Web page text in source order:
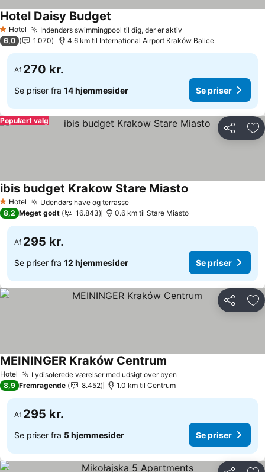
1 Stjerner
Hotel Indendørs swimmingpool til dig, der er aktiv
Hotel Daisy Budget
6,0 1.070 4.6 km til International Airport Kraków Balice
Af 270 kr.
Se priser fra 14 hjemmesider Se priser
Del
Populært valg
1 Stjerner
Hotel Udendørs have og terrasseSe priser
ibis budget Krakow Stare Miasto
8,2 Meget godt 16.843 0.6 km til Stare Miasto
Af 295 kr.
Se priser fra 12 hjemmesider Se priser
Del
Hotel Lydisolerede værelser med udsigt over byen
MEININGER Kraków Centrum
8,9 Fremragende 8.452 1.0 km til Centrum
Af 295 kr.
Se priser fra 5 hjemmesider Se priser